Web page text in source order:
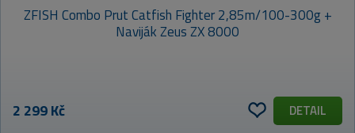
ZFISH Combo Prut Catfish Fighter 2,85m/100-300g +
Naviják Zeus ZX 8000
2 299 Kč DETAIL